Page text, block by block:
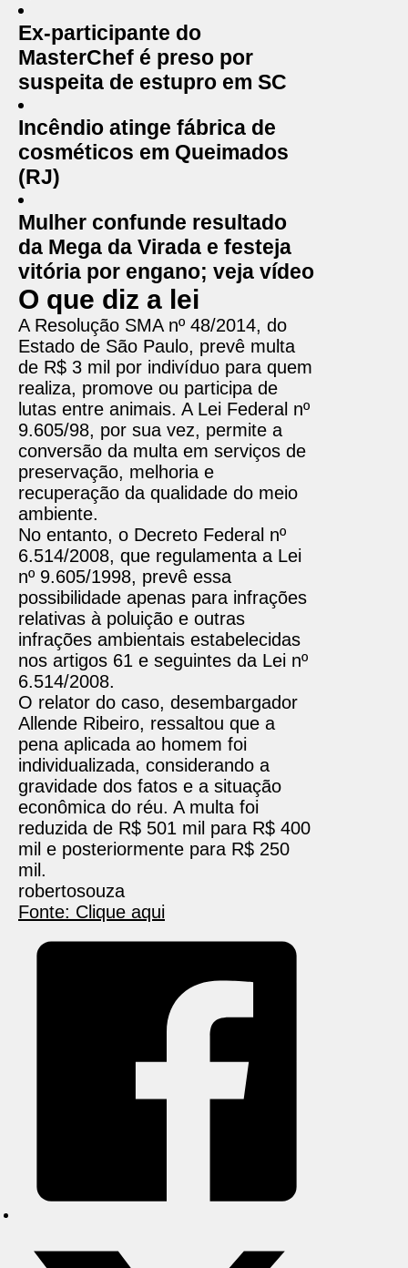
Ex-participante do
MasterChef é preso por
suspeita de estupro em SC
Incêndio atinge fábrica de
cosméticos em Queimados
(RJ)
Mulher confunde resultado
da Mega da Virada e festeja
vitória por engano; veja vídeo
O que diz a lei
A Resolução SMA nº 48/2014, do
Estado de São Paulo, prevê multa
de R$ 3 mil por indivíduo para quem
realiza, promove ou participa de
lutas entre animais. A Lei Federal nº
9.605/98, por sua vez, permite a
conversão da multa em serviços de
preservação, melhoria e
recuperação da qualidade do meio
ambiente.
No entanto, o Decreto Federal nº
6.514/2008, que regulamenta a Lei
nº 9.605/1998, prevê essa
possibilidade apenas para infrações
relativas à poluição e outras
infrações ambientais estabelecidas
nos artigos 61 e seguintes da Lei nº
6.514/2008.
O relator do caso, desembargador
Allende Ribeiro, ressaltou que a
pena aplicada ao homem foi
individualizada, considerando a
gravidade dos fatos e a situação
econômica do réu. A multa foi
reduzida de R$ 501 mil para R$ 400
mil e posteriormente para R$ 250
mil.
robertosouza
Fonte: Clique aqui